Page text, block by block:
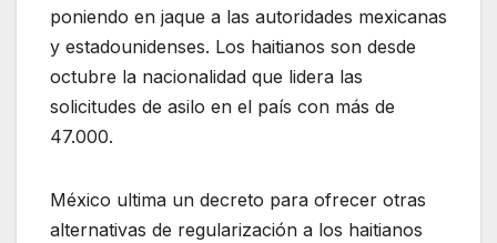
poniendo en jaque a las autoridades mexicanas
y estadounidenses. Los haitianos son desde
octubre la nacionalidad que lidera las
solicitudes de asilo en el país con más de
47.000.
México ultima un decreto para ofrecer otras
alternativas de regularización a los haitianos